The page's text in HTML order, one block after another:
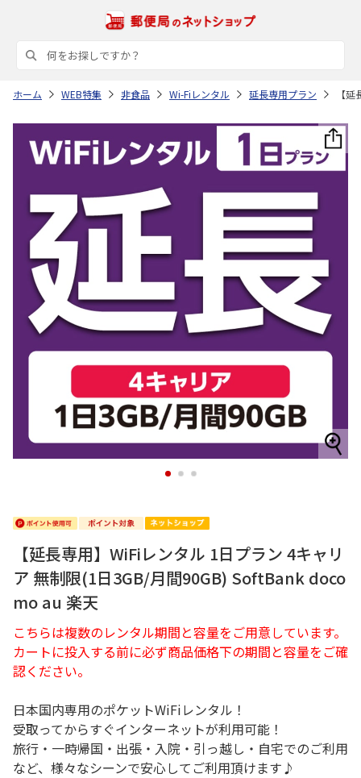
ホーム WEB特集 非食品 Wi-Fiレンタル 延長専用プラン 【
1 2 3
【延長専用】WiFiレンタル 1日プラン 4キャリ
ア 無制限(1日3GB/月間90GB) SoftBank doco
mo au 楽天
こちらは複数のレンタル期間と容量をご用意しています。
カートに投入する前に必ず商品価格下の期間と容量をご確
認ください。
日本国内専用のポケットWiFiレンタル！
受取ってからすぐインターネットが利用可能！
旅行・一時帰国・出張・入院・引っ越し・自宅でのご利用
など、様々なシーンで安心してご利用頂けます♪